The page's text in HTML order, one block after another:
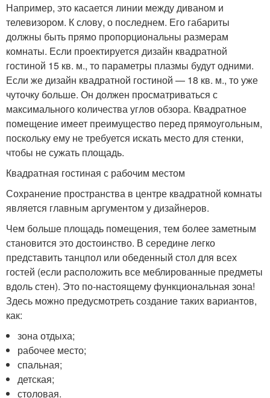
Например, это касается линии между диваном и
телевизором. К слову, о последнем. Его габариты
должны быть прямо пропорциональны размерам
комнаты. Если проектируется дизайн квадратной
гостиной 15 кв. м., то параметры плазмы будут одними.
Если же дизайн квадратной гостиной — 18 кв. м., то уже
чуточку больше. Он должен просматриваться с
максимального количества углов обзора. Квадратное
помещение имеет преимущество перед прямоугольным,
поскольку ему не требуется искать место для стенки,
чтобы не сужать площадь.
Квадратная гостиная с рабочим местом
Сохранение пространства в центре квадратной комнаты
является главным аргументом у дизайнеров.
Чем больше площадь помещения, тем более заметным
становится это достоинство. В середине легко
представить танцпол или обеденный стол для всех
гостей (если расположить все меблированные предметы
вдоль стен). Это по-настоящему функциональная зона!
Здесь можно предусмотреть создание таких вариантов,
как:
зона отдыха;
рабочее место;
спальная;
детская;
столовая.